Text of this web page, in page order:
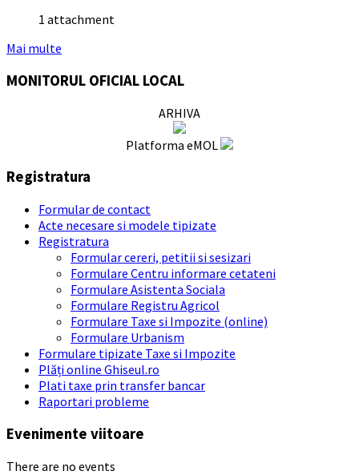
1 attachment
Mai multe
MONITORUL OFICIAL LOCAL
ARHIVA
Platforma eMOL
Registratura
Formular de contact
Acte necesare si modele tipizate
Registratura
Formular cereri, petitii si sesizari
Formulare Centru informare cetateni
Formulare Asistenta Sociala
Formulare Registru Agricol
Formulare Taxe si Impozite (online)
Formulare Urbanism
Formulare tipizate Taxe si Impozite
Plăți online Ghiseul.ro
Plati taxe prin transfer bancar
Raportari probleme
Evenimente viitoare
There are no events